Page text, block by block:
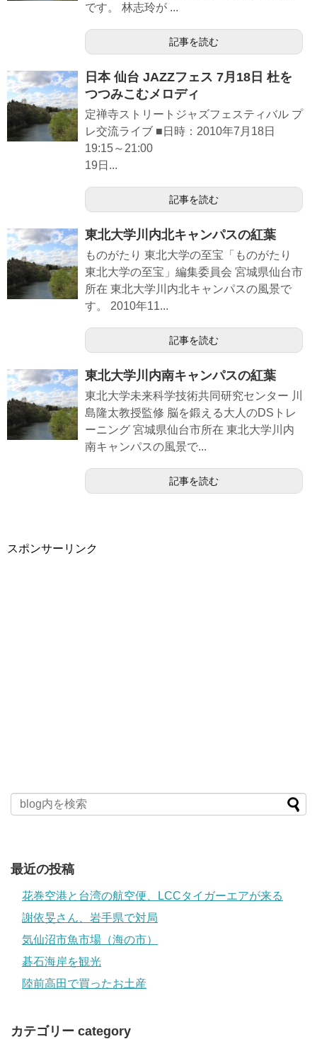
です。 林志玲が ...
記事を読む
日本 仙台 JAZZフェス 7月18日 杜を
つつみこむメロディ
定禅寺ストリートジャズフェスティバル プ
レ交流ライブ ■日時：2010年7月18日
19:15～21:00
19日...
記事を読む
東北大学川内北キャンパスの紅葉
ものがたり 東北大学の至宝「ものがたり
東北大学の至宝」編集委員会 宮城県仙台市
所在 東北大学川内北キャンパスの風景で
す。 2010年11...
記事を読む
東北大学川内南キャンパスの紅葉
東北大学未来科学技術共同研究センター 川
島隆太教授監修 脳を鍛える大人のDSトレ
ーニング 宮城県仙台市所在 東北大学川内
南キャンパスの風景で...
記事を読む
スポンサーリンク
最近の投稿
花巻空港と台湾の航空便、LCCタイガーエアが来る
謝依旻さん、岩手県で対局
気仙沼市魚市場（海の市）
碁石海岸を観光
陸前高田で買ったお土産
カテゴリー category